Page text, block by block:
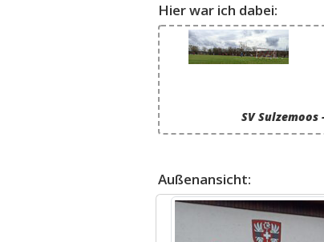
Hier war ich dabei:
SV Sulzemoos
Außenansicht: